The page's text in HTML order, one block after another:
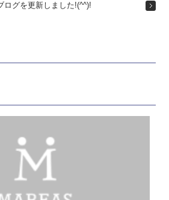
ログを更新しました!(^^)!